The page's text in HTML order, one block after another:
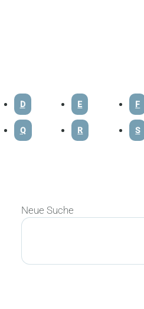
D E F
Q R S
Neue Suche
Suchen